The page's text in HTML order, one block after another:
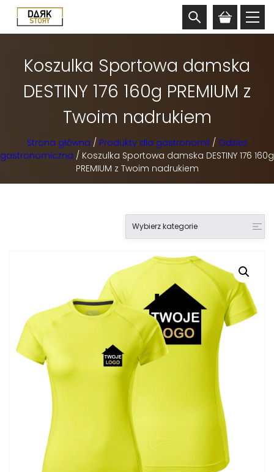
Koszulka Sportowa damska
DESTINY 176 160g PREMIUM z
Twoim nadrukiem
Strona główna / Produkty dla gastronomii / Odzież
gastronomiczna / Koszulka Sportowa damska DESTINY 176 160g
PREMIUM z Twoim nadrukiem
Wybierz kategorie